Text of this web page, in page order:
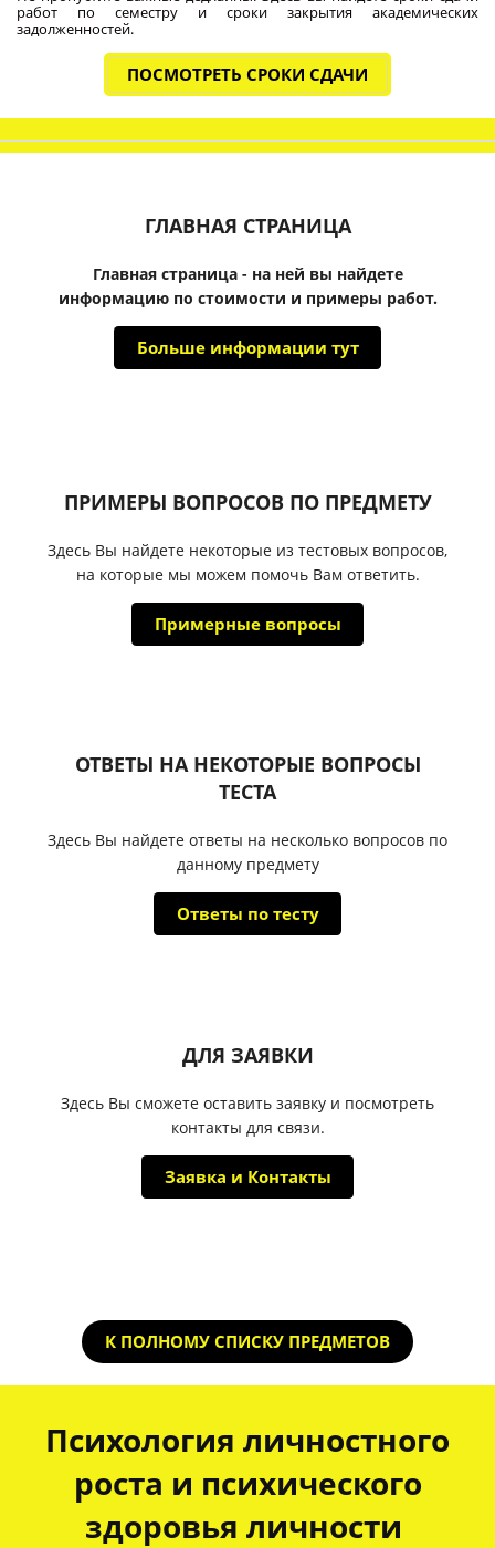
работ по семестру и сроки закрытия академических
задолженностей.
ПОСМОТРЕТЬ СРОКИ СДАЧИ
ГЛАВНАЯ СТРАНИЦА
Главная страница - на ней вы найдете
информацию по стоимости и примеры работ.
Больше информации тут
ПРИМЕРЫ ВОПРОСОВ ПО ПРЕДМЕТУ
Здесь Вы найдете некоторые из тестовых вопросов,
на которые мы можем помочь Вам ответить.
Примерные вопросы
ОТВЕТЫ НА НЕКОТОРЫЕ ВОПРОСЫ
ТЕСТА
Здесь Вы найдете ответы на несколько вопросов по
данному предмету
Ответы по тесту
ДЛЯ ЗАЯВКИ
Здесь Вы сможете оставить заявку и посмотреть
контакты для связи.
Заявка и Контакты
К ПОЛНОМУ СПИСКУ ПРЕДМЕТОВ
Психология личностного
роста и психического
здоровья личности